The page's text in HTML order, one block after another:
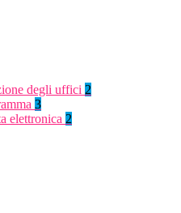
degli uffici 2
3
elettronica 2